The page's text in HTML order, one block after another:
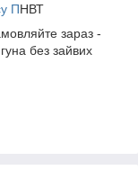
ПНВТ
зараз -
без зайвих